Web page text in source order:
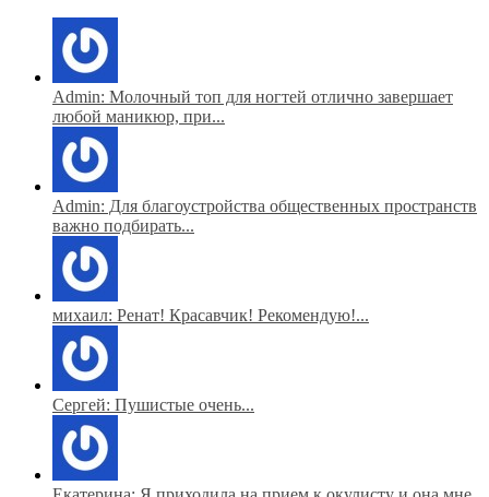
Admin: Молочный топ для ногтей отлично завершает
любой маникюр, при...
Admin: Для благоустройства общественных пространств
важно подбирать...
михаил: Ренат! Красавчик! Рекомендую!...
Сергей: Пушистые очень...